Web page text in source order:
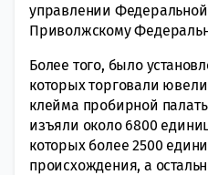
управлении
Приволжскому
Более того, было
которых торговали
клейма пробирной
изъяли около 6800
которых более 2500
происхождения, а